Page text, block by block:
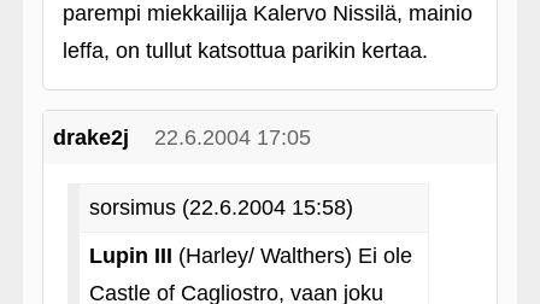
parempi miekkailija Kalervo Nissilä, mainio
leffa, on tullut katsottua parikin kertaa.
drake2j 22.6.2004 17:05
sorsimus (22.6.2004 15:58)
Lupin III (Harley/ Walthers) Ei ole
Castle of Cagliostro, vaan joku